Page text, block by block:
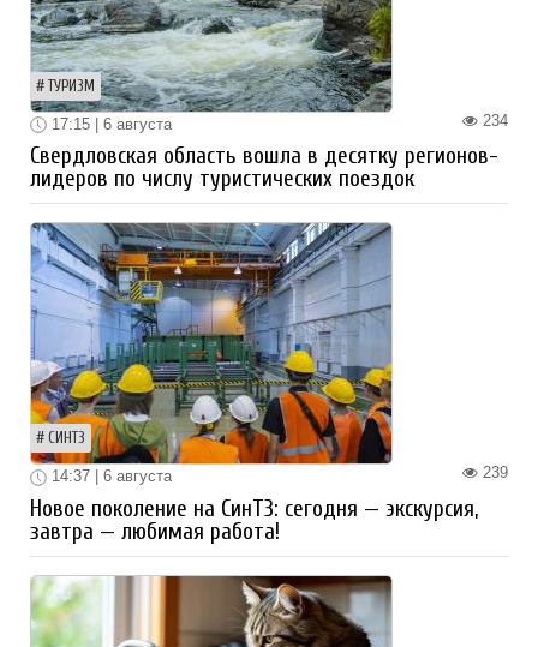
ТУРИЗМ
234
17:15 | 6 августа
Свердловская область вошла в десятку регионов-
лидеров по числу туристических поездок
СИНТЗ
239
14:37 | 6 августа
Новое поколение на СинТЗ: сегодня — экскурсия,
завтра — любимая работа!